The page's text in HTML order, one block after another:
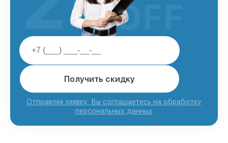
Получить скидку
Отправляя заявку, Вы соглашаетесь на обработку
персональных данных
OFF